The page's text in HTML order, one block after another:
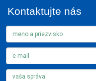
Kontaktujte nás